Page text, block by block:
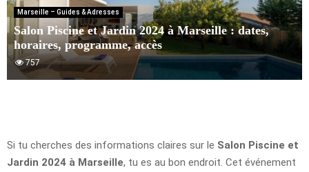
Marseille – Guides & Adresses
Salon Piscine et Jardin 2024 à Marseille : dates,
horaires, programme, accès
757
Si tu cherches des informations claires sur le Salon Piscine et
Jardin 2024 à Marseille, tu es au bon endroit. Cet événement